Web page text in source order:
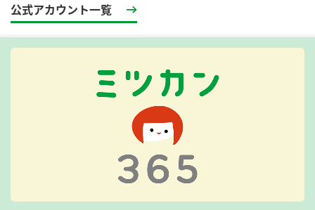
公式アカウント一覧